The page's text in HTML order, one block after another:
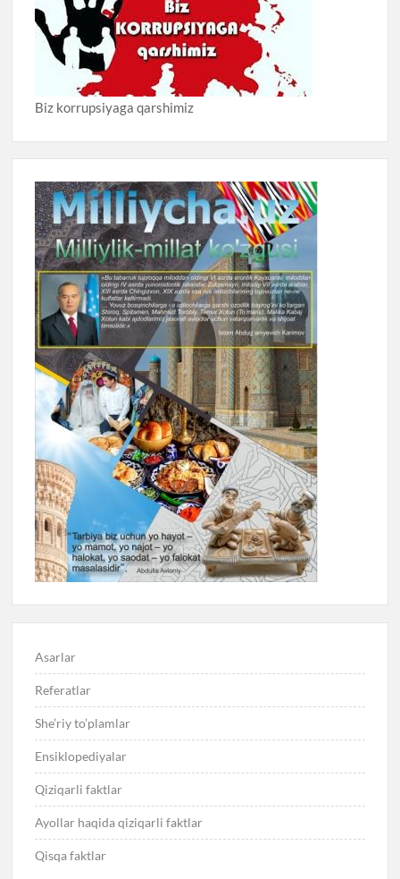
Biz korrupsiyaga qarshimiz
Asarlar
Referatlar
She’riy to’plamlar
Ensiklopediyalar
Qiziqarli faktlar
Ayollar haqida qiziqarli faktlar
Qisqa faktlar